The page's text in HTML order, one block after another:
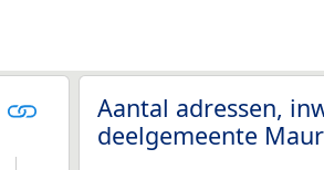
Aantal adressen,
deelgemeente